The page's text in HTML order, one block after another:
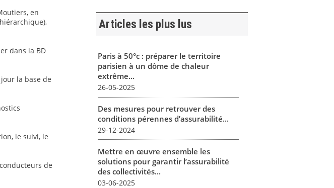
en
dans la BD
la base de
le suivi, le
de
Articles les plus lus
Paris à 50°c : préparer le territoire
parisien à un dôme de chaleur
extrême...
26-05-2025
Des mesures pour retrouver des
conditions pérennes d’assurabilité...
29-12-2024
Mettre en œuvre ensemble les
solutions pour garantir l’assurabilité
des collectivités...
03-06-2025